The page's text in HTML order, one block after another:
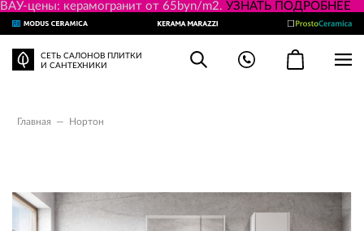
ВАУ-цены: керамогранит от 65byn/m2. УЗНАТЬ ПОДРОБНЕЕ
СЕТЬ САЛОНОВ ПЛИТКИ
И САНТЕХНИКИ
Главная — Нортон